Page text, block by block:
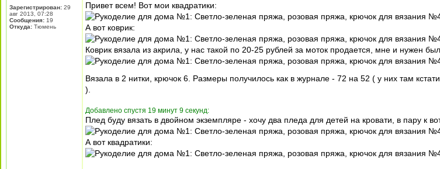
Зарегистрирован: 29
авг 2013, 07:28
Сообщения: 19
Откуда: Тюмень
Привет всем! Вот мои квадратики:
А вот коврик:
Коврик вязала из акрила, у нас такой по 20-25 рублей за моток продается, мне и нужен
Вязала в 2 нитки, крючок 6. Размеры получилось как в журнале - 72 на 52 ( у них там
).
Добавлено спустя 19 минут 9 секунд:
Плед буду вязать в двойном экземпляре - хочу два пледа для детей на кровати, в пару к
А вот квадратики: